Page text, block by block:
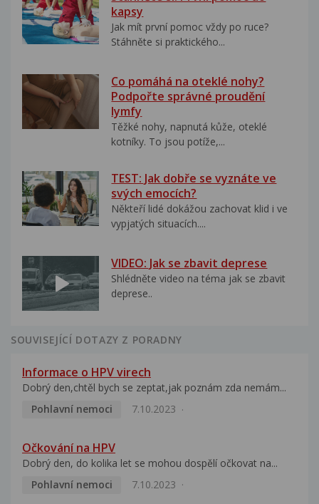
kapsy
Jak mít první pomoc vždy po ruce?
Stáhněte si praktického...
Co pomáhá na oteklé nohy?
Podpořte správné proudění
lymfy
Těžké nohy, napnutá kůže, oteklé
kotníky. To jsou potíže,...
TEST: Jak dobře se vyznáte ve
svých emocích?
Někteří lidé dokážou zachovat klid i ve
vypjatých situacích....
VIDEO: Jak se zbavit deprese
Shlédněte video na téma jak se zbavit
deprese..
SOUVISEJÍCÍ DOTAZY Z PORADNY
Informace o HPV virech
Dobrý den,chtěl bych se zeptat,jak poznám zda nemám...
Pohlavní nemoci
7.10.2023
Očkování na HPV
Dobrý den, do kolika let se mohou dospělí očkovat na...
Pohlavní nemoci
7.10.2023